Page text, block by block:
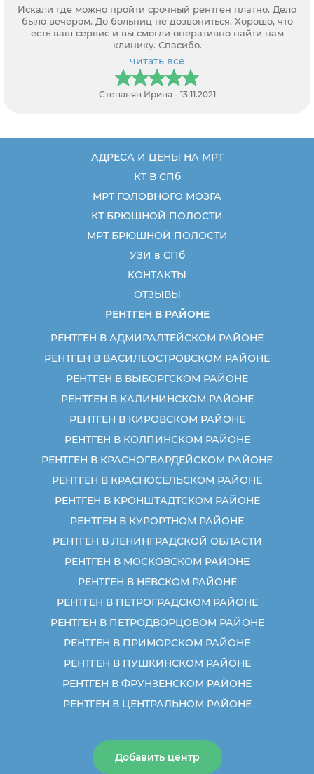
не дозвониться. Хорошо, что
оперативно найти нам
Спасибо за
рентгенографии. И
адекватные.
АДРЕСА И ЦЕНЫ НА МРТ
КТ В СПб
МРТ ГОЛОВНОГО МОЗГА
КТ БРЮШНОЙ ПОЛОСТИ
МРТ БРЮШНОЙ ПОЛОСТИ
УЗИ в СПб
КОНТАКТЫ
ОТЗЫВЫ
РЕНТГЕН В РАЙОНЕ
РЕНТГЕН В АДМИРАЛТЕЙСКОМ РАЙОНЕ
РЕНТГЕН В ВАСИЛЕОСТРОВСКОМ РАЙОНЕ
РЕНТГЕН В ВЫБОРГСКОМ РАЙОНЕ
РЕНТГЕН В КАЛИНИНСКОМ РАЙОНЕ
РЕНТГЕН В КИРОВСКОМ РАЙОНЕ
РЕНТГЕН В КОЛПИНСКОМ РАЙОНЕ
РЕНТГЕН В КРАСНОГВАРДЕЙСКОМ РАЙОНЕ
РЕНТГЕН В КРАСНОСЕЛЬСКОМ РАЙОНЕ
РЕНТГЕН В КРОНШТАДТСКОМ РАЙОНЕ
РЕНТГЕН В КУРОРТНОМ РАЙОНЕ
РЕНТГЕН В ЛЕНИНГРАДСКОЙ ОБЛАСТИ
РЕНТГЕН В МОСКОВСКОМ РАЙОНЕ
РЕНТГЕН В НЕВСКОМ РАЙОНЕ
РЕНТГЕН В ПЕТРОГРАДСКОМ РАЙОНЕ
РЕНТГЕН В ПЕТРОДВОРЦОВОМ РАЙОНЕ
РЕНТГЕН В ПРИМОРСКОМ РАЙОНЕ
РЕНТГЕН В ПУШКИНСКОМ РАЙОНЕ
РЕНТГЕН В ФРУНЗЕНСКОМ РАЙОНЕ
РЕНТГЕН В ЦЕНТРАЛЬНОМ РАЙОНЕ
Добавить центр